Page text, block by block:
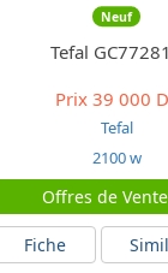
Neuf
Tefal
Prix39 000
Tefal
2100 w
Offres de
Fiche